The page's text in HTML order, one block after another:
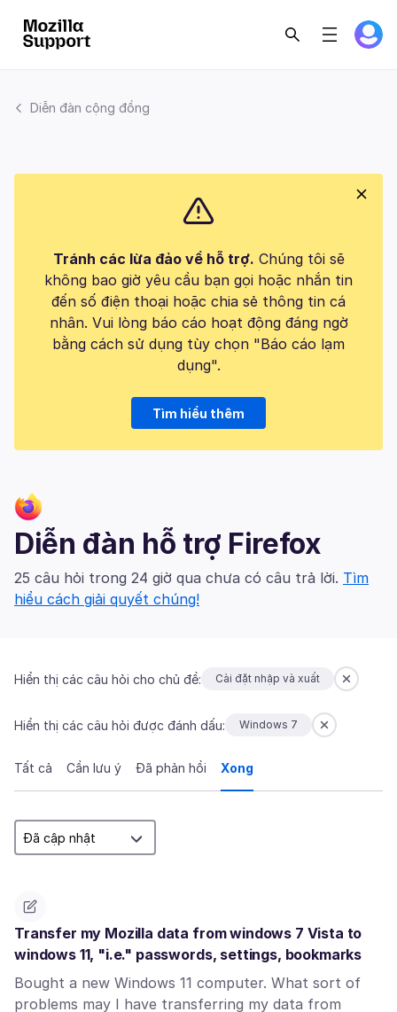
Diễn đàn cộng đồng
Tránh các lừa đảo về hỗ trợ. Chúng tôi sẽ
không bao giờ yêu cầu bạn gọi hoặc nhắn tin
đến số điện thoại hoặc chia sẻ thông tin cá
nhân. Vui lòng báo cáo hoạt động đáng ngờ
bằng cách sử dụng tùy chọn "Báo cáo lạm
dụng".
Tìm hiểu thêm
Diễn đàn hỗ trợ Firefox
25 câu hỏi trong 24 giờ qua chưa có câu trả lời. Tìm
hiểu cách giải quyết chúng!
Hiển thị các câu hỏi cho chủ đề: Cài đặt nhập và xuất
Hiển thị các câu hỏi được đánh dấu: Windows 7
Tất cả Cần lưu ý Đã phản hồi Xong
Transfer my Mozilla data from windows 7 Vista to
windows 11, "i.e." passwords, settings, bookmarks
Bought a new Windows 11 computer. What sort of
problems may I have transferring my data from